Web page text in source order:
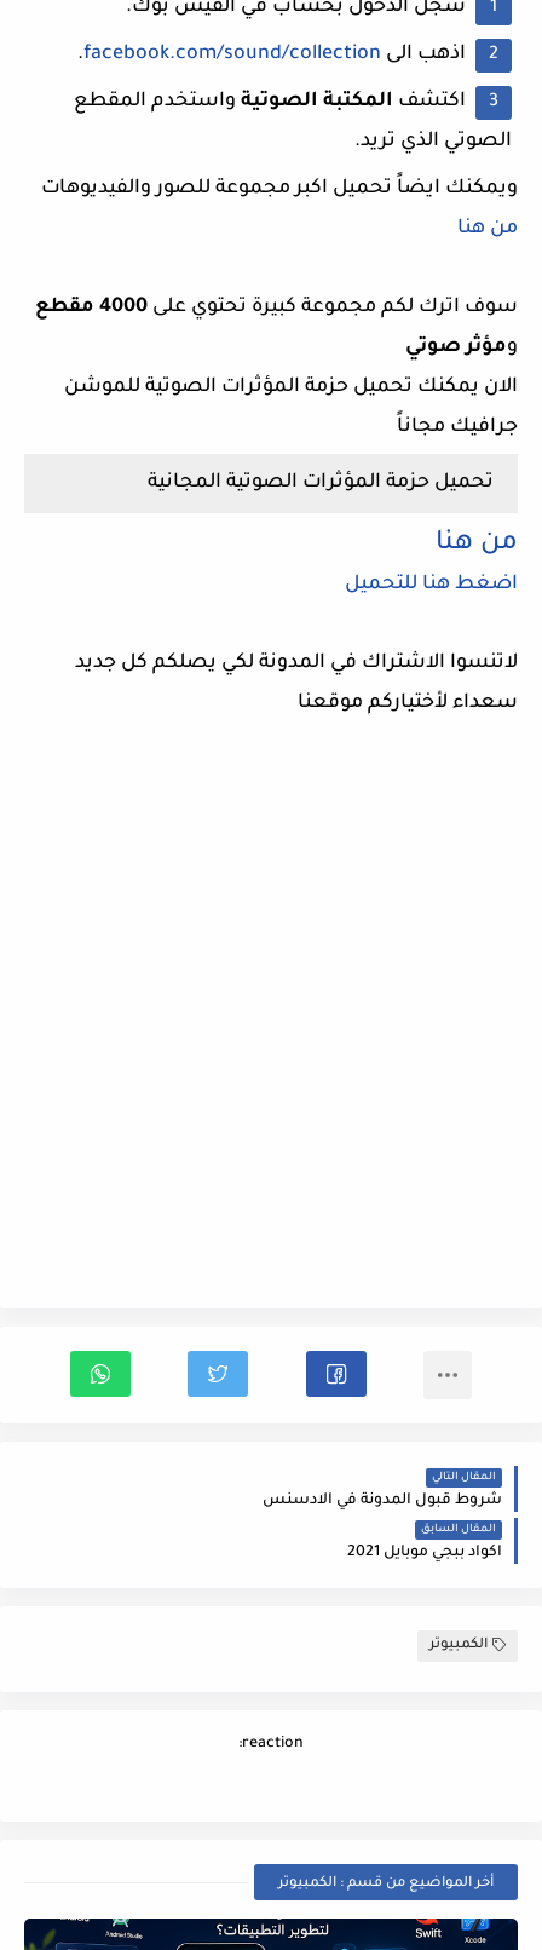
سجل الدخول بحساب في الفيس بوك.
اذهب الى facebook.com/sound/collection
.
اكتشف المكتبة الصوتية واستخدم المقطع
الصوتي الذي تريد.
ويمكنك ايضاً تحميل اكبر مجموعة للصور والفيديوهات
من هنا
سوف اترك لكم مجموعة كبيرة تحتوي على 4000 مقطع
ومؤثر صوتي
الان يمكنك تحميل حزمة المؤثرات الصوتية للموشن
جرافيك مجاناً
تحميل حزمة المؤثرات الصوتية المجانية
من هنا
اضغط هنا للتحميل
لاتنسوا الاشتراك في المدونة لكي يصلكم كل جديد
سعداء لأختياركم موقعنا
المقال التالي
شروط قبول المدونة في الادسنس
المقال السابق
اكواد ببجي موبايل 2021
الكمبيوتر
reaction:
أخر المواضيع من قسم : الكمبيوتر